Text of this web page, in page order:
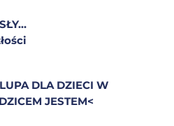
DLA DZIECI W
JESTEM<